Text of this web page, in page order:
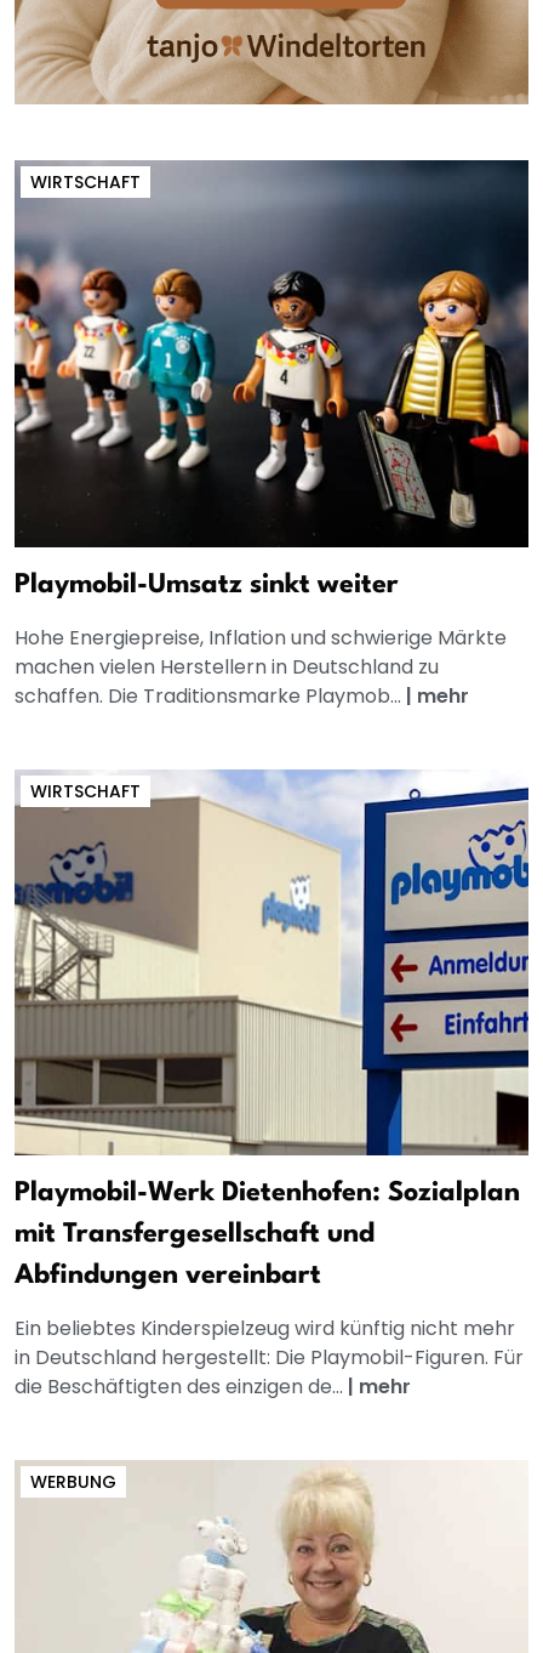
WIRTSCHAFT
Playmobil-Umsatz sinkt weiter
Hohe Energiepreise, Inflation und schwierige Märkte
machen vielen Herstellern in Deutschland zu
schaffen. Die Traditionsmarke Playmob... | mehr
WIRTSCHAFT
Playmobil-Werk Dietenhofen: Sozialplan
mit Transfergesellschaft und
Abfindungen vereinbart
Ein beliebtes Kinderspielzeug wird künftig nicht mehr
in Deutschland hergestellt: Die Playmobil-Figuren. Für
die Beschäftigten des einzigen de... | mehr
WERBUNG